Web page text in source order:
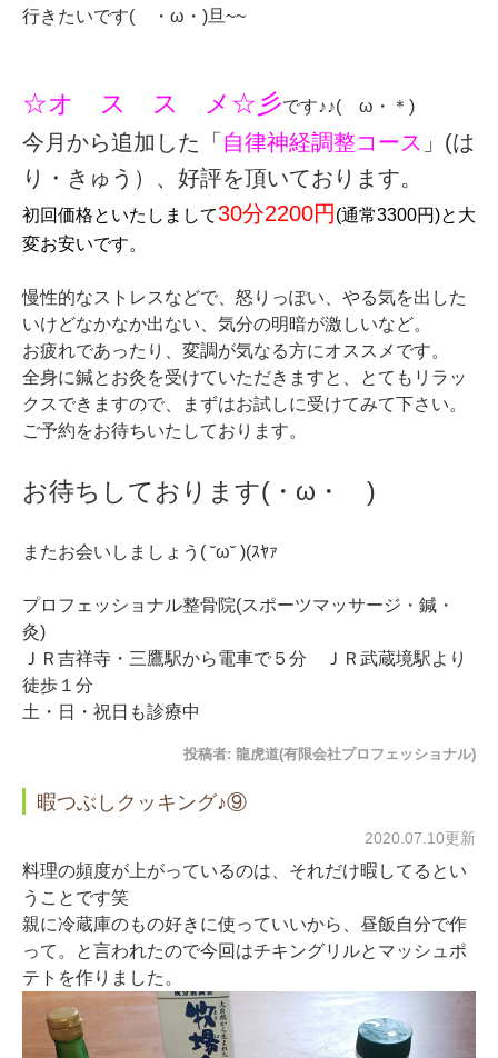
行きたいです( ・ω・)旦~~
☆オ ス ス メ☆彡です♪♪(ゝω・＊)
今月から追加した「自律神経調整コース 」(は
り・きゅう）、好評を頂いております。
初回価格といたしまして30分2200円(通常3300円)と大
変お安いです。
慢性的なストレスなどで、怒りっぽい、やる気を出した
いけどなかなか出ない、気分の明暗が激しいなど。
お疲れであったり、変調が気なる方にオススメです。
全身に鍼とお灸を受けていただきますと、とてもリラッ
クスできますので、まずはお試しに受けてみて下さい。
ご予約をお待ちいたしております。
お待ちしております(・ω・ )
またお会いしましょう( ˘ω˘ )(ｽﾔｧ
プロフェッショナル整骨院(スポーツマッサージ・鍼・
灸)
ＪＲ吉祥寺・三鷹駅から電車で５分 ＪＲ武蔵境駅より
徒歩１分
土・日・祝日も診療中
投稿者: 龍虎道(有限会社プロフェッショナル)
暇つぶしクッキング♪⑨
2020.07.10更新
料理の頻度が上がっているのは、それだけ暇してるとい
うことです笑
親に冷蔵庫のもの好きに使っていいから、昼飯自分で作
って。と言われたので今回はチキングリルとマッシュポ
テトを作りました。